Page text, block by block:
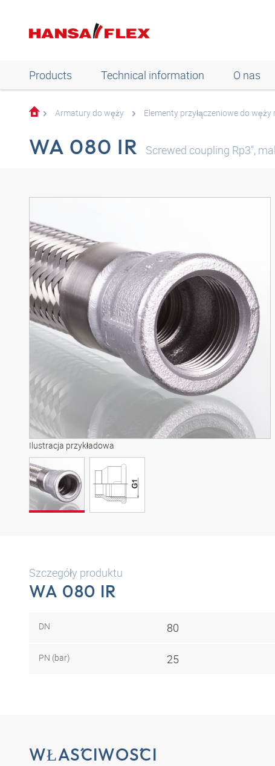
Products Technical information O nas
Armatury do węży Elementy przyłączeniowe do
WA 080 IR Screwed coupling Rp3",
Ilustracja przykładowa
Szczegóły produktu
WA 080 IR
DN 80
PN (bar) 25
WŁAŚCIWOŚCI